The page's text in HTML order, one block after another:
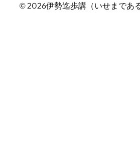
© 2026伊勢迄歩講（いせまであ